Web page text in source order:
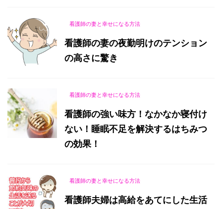
看護師の妻と幸せになる方法
看護師の妻の夜勤明けのテンション
の高さに驚き
看護師の妻と幸せになる方法
看護師の強い味方！なかなか寝付け
ない！睡眠不足を解決するはちみつ
の効果！
看護師の妻と幸せになる方法
看護師夫婦は高給をあてにした生活